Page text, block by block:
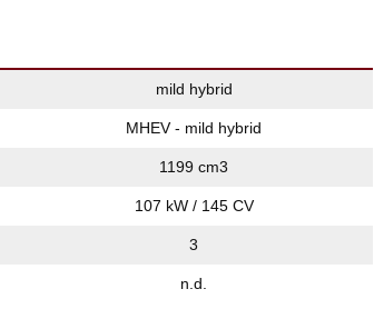
mild hybrid
MHEV - mild hybrid
1199 cm3
107 kW / 145 CV
3
n.d.